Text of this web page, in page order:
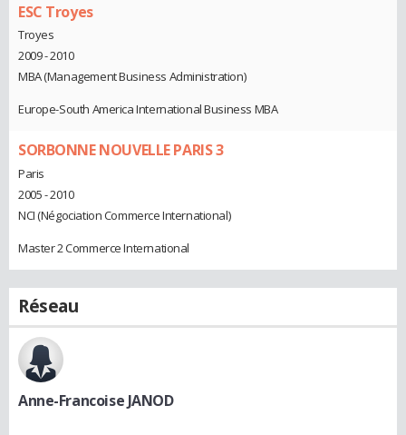
ESC Troyes
Troyes
2009 - 2010
MBA (Management Business Administration)
Europe-South America International Business MBA
SORBONNE NOUVELLE PARIS 3
Paris
2005 - 2010
NCI (Négociation Commerce International)
Master 2 Commerce International
Réseau
Anne-Francoise JANOD